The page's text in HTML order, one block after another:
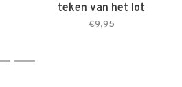
teken van het lot
€9,95
2 3